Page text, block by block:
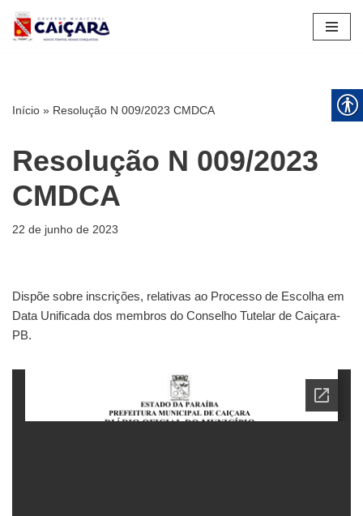
Pular
Início » Resolução N 009/2023 CMDCA
Resolução N 009/2023
CMDCA
22 de junho de 2023
Dispõe sobre inscrições, relativas ao Processo de Escolha em
Data Unificada dos membros do Conselho Tutelar de Caiçara-
PB.